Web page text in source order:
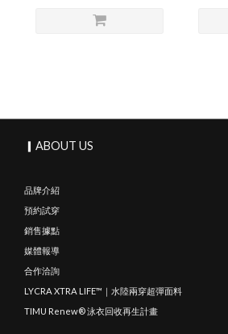
▎ABOUT US
品牌介紹
預約試穿
銷售據點
媒體報導
合作洽詢
LYCRA XTRA LIFE™｜水陸兩穿超彈面料
TIMU Renew® 泳衣回收再生計畫